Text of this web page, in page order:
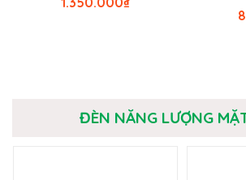
ĐÈN NĂNG LƯỢNG